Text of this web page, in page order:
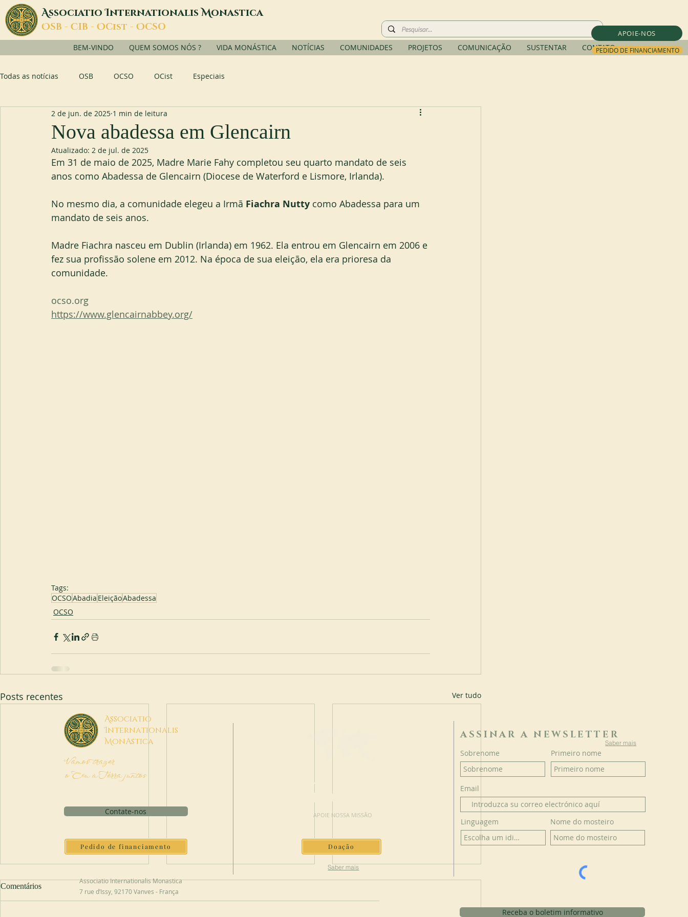
APOIE-NOS
PEDIDO DE FINANCIAMENTO
AssociatioInternationalisMonastica
OSB - CIB - OCist - OCSO
BEM-VINDO QUEM SOMOS NÓS ? VIDA MONÁSTICA NOTÍCIAS COMUNIDADES PROJETOS COMUNICAÇÃO SUSTENTAR CONTATO
Todas as notícias OSB OCSO OCist Especiais
Nova abadessa em Glencairn
2 de jun. de 2025 1 min de leitura
Atualizado: 2 de jul. de 2025
Em 31 de maio de 2025, Madre Marie Fahy completou seu quarto mandato de seis
anos como Abadessa de Glencairn (Diocese de Waterford e Lismore, Irlanda).
No mesmo dia, a comunidade elegeu a Irmã Fiachra Nutty como Abadessa para um
mandato de seis anos.
Madre Fiachra nasceu em Dublin (Irlanda) em 1962. Ela entrou em Glencairn em 2006 e
fez sua profissão solene em 2012. Na época de sua eleição, ela era prioresa da
comunidade.
ocso.org
https://www.glencairnabbey.org/
Tags:
OCSOAbadia EleiçãoAbadessa
OCSO
Posts recentes Ver tudo
Comentários
Associatio
Internationalis
MonAstica
Vamos trazer
o Céu à Terra juntos
Contate-nos
Pedido de financiamento
Associatio Internationalis Monastica
7 rue d’Issy, 92170 Vanves - França
FAÇA UMA
DOAÇÃO
APOIE NOSSA MISSÃO
Doação
Saber mais
ASSINAR A NEWSLETTER
Saber mais
Sobrenome Primeiro nome
Email
Linguagem Nome do mosteiro
Receba o boletim informativo